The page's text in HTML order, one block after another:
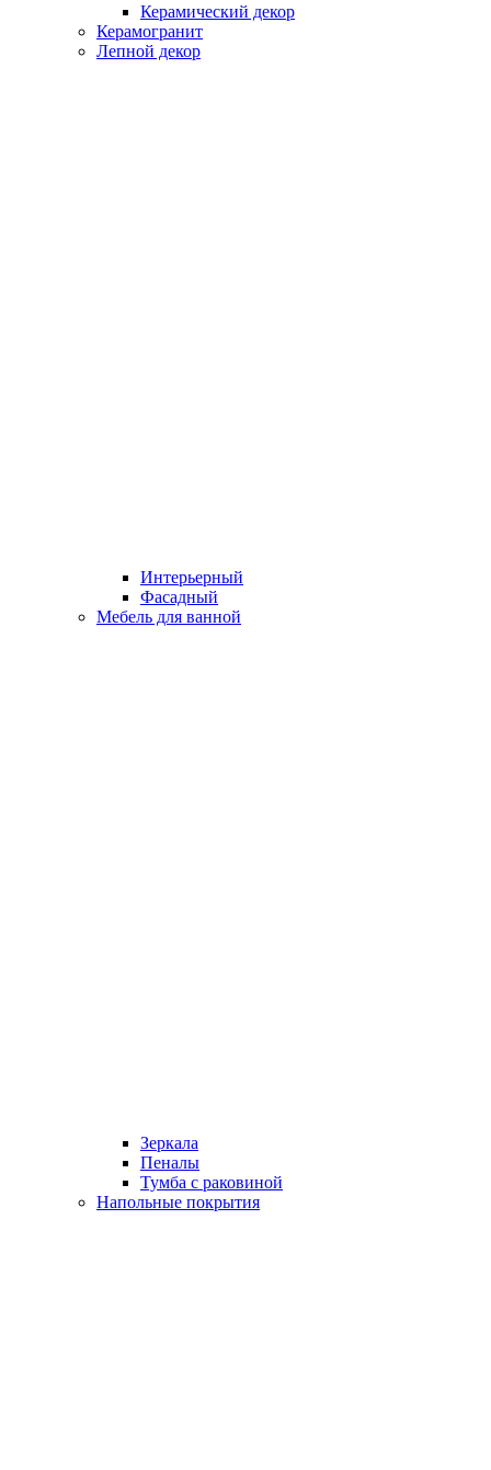
Керамический декор
Керамогранит
Лепной декор
Интерьерный
Фасадный
Мебель для ванной
Зеркала
Пеналы
Тумба с раковиной
Напольные покрытия